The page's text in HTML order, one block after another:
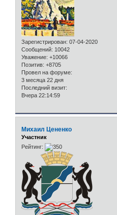
Зарегистрирован: 07-04-2020
Сообщений: 10042
Уважение: +10066
Позитив: +8705
Провел на форуме:
3 месяца 22 дня
Последний визит:
Вчера 22:14:59
Михаил Цененко
Участник
Рейтинг: